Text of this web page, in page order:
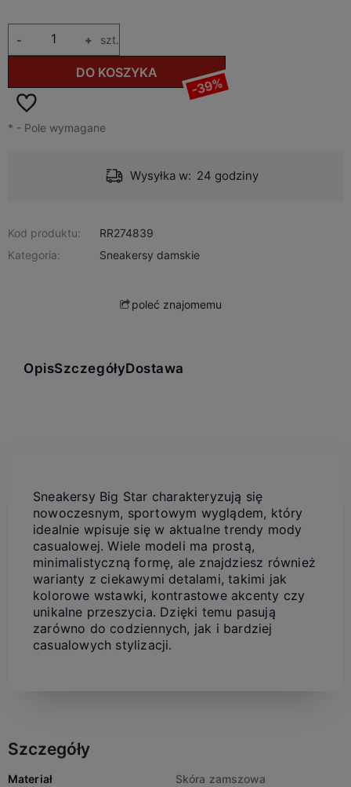
+
- szt.
DO KOSZYKA
-39%
* - Pole wymagane
Wysyłka w: 24 godziny
Kod produktu:
RR274839
Kategoria:
Sneakersy damskie
poleć znajomemu
OpisSzczegółyDostawa
Sneakersy Big Star charakteryzują się
nowoczesnym, sportowym wyglądem, który
idealnie wpisuje się w aktualne trendy mody
casualowej. Wiele modeli ma prostą,
minimalistyczną formę, ale znajdziesz również
warianty z ciekawymi detalami, takimi jak
kolorowe wstawki, kontrastowe akcenty czy
unikalne przeszycia. Dzięki temu pasują
zarówno do codziennych, jak i bardziej
casualowych stylizacji.
Szczegóły
Materiał Skóra zamszowa